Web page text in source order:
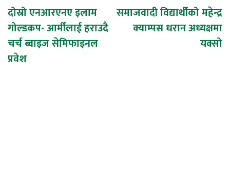
Post
navigation
दोस्रो एनआरएनए इलाम
गोल्डकप- आर्मीलाई हराउदै
चर्च ब्वाइज सेमिफाइनल
प्रवेश
समाजवादी विद्यार्थीको महेन्द्र
क्याम्पस धरान अध्यक्षमा
यक्सो